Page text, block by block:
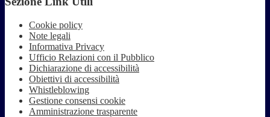
Cookie policy
Note legali
Informativa Privacy
Ufficio Relazioni con il Pubblico
Dichiarazione di accessibilità
Obiettivi di accessibilità
Whistleblowing
Gestione consensi cookie
Amministrazione trasparente